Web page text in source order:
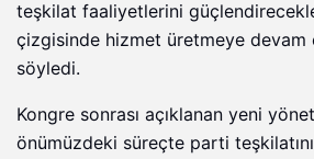
teşkilat faaliyetlerini
çizgisinde hizmet üretmeye devam
söyledi.
Kongre sonrası açıklanan yeni
önümüzdeki süreçte parti